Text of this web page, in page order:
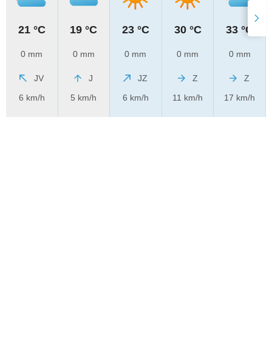
21 °C
0 mm
JV
6 km/h
19 °C
0 mm
J
5 km/h
23 °C
0 mm
JZ
6 km/h
30 °C
0 mm
Z
11 km/h
33 °C
0 mm
Z
17 km/h